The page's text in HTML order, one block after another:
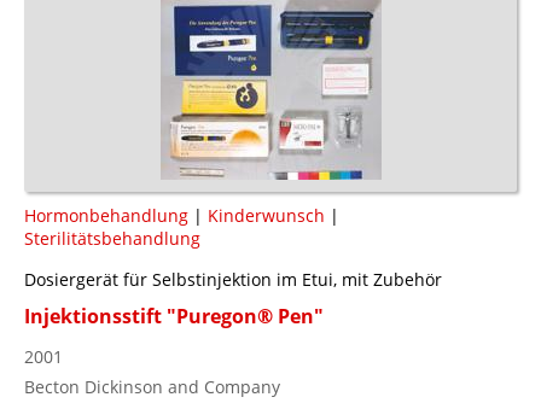
Hormonbehandlung | Kinderwunsch |
Sterilitätsbehandlung
Dosiergerät für Selbstinjektion im Etui, mit Zubehör
Injektionsstift "Puregon® Pen"
2001
Becton Dickinson and Company